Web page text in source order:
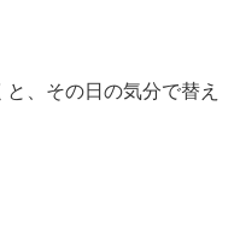
、その日の気分で替え